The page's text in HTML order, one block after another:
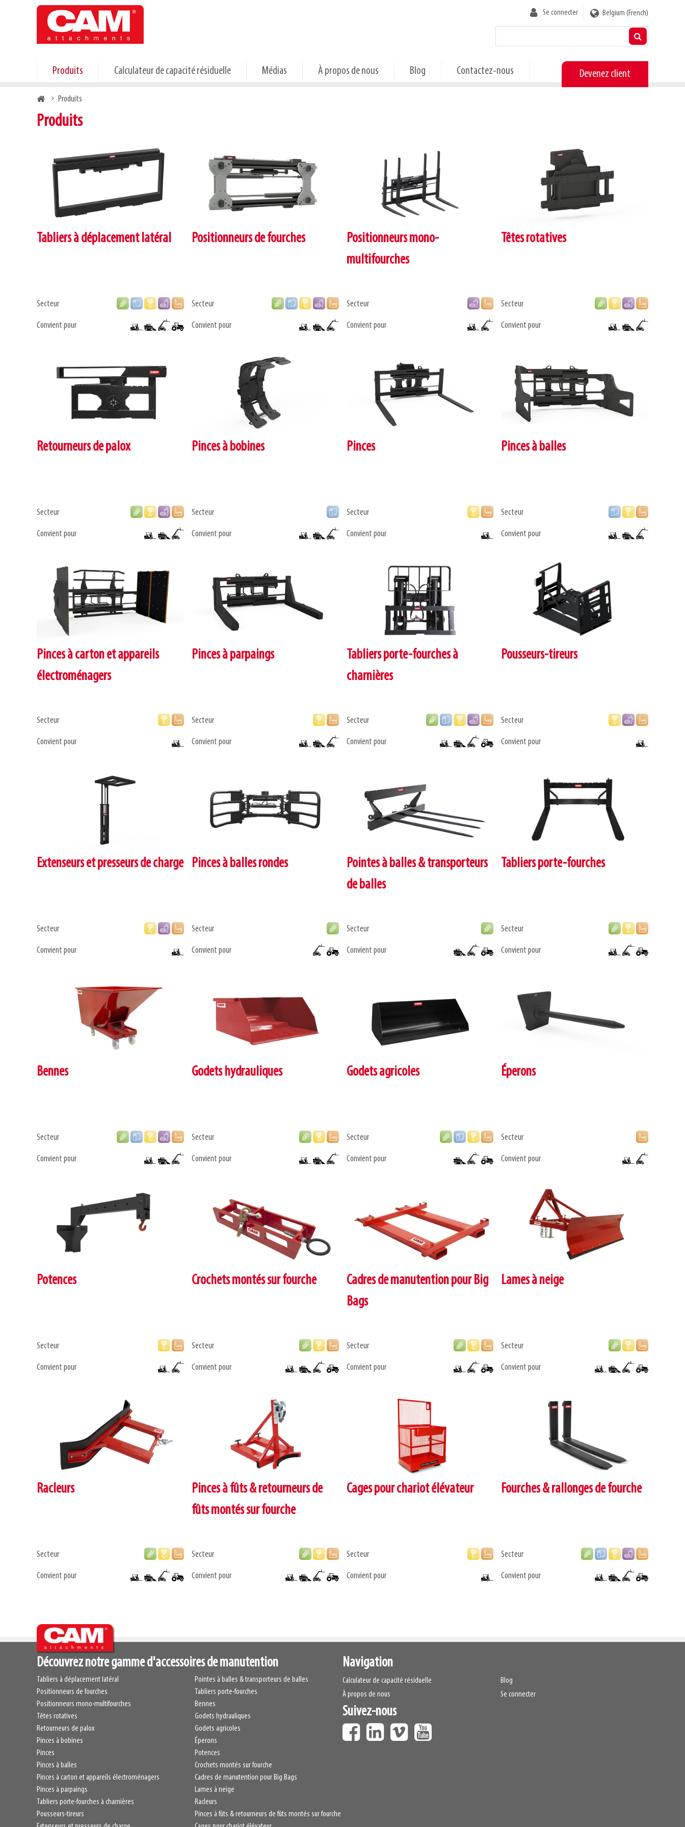
User
account
Se connecter Belgium (French)
Produits Calculateur de capacité résiduelle Médias À propos de nous Blog Contactez-nous Devenez client
BreadcrumbProduits
Produits
Tabliers à déplacement latéral
Secteur
Convient pour
Positionneurs de fourches
Secteur
Convient pour
Positionneurs mono-
multifourches
Secteur
Convient pour
Têtes rotatives
Secteur
Convient pour
Retourneurs de palox
Secteur
Convient pour
Pinces à bobines
Secteur
Convient pour
Pinces
Secteur
Convient pour
Pinces à balles
Secteur
Convient pour
Pinces à carton et appareils
électroménagers
Secteur
Convient pour
Pinces à parpaings
Secteur
Convient pour
Tabliers porte-fourches à
charnières
Secteur
Convient pour
Pousseurs-tireurs
Secteur
Convient pour
Extenseurs et presseurs de charge
Secteur
Convient pour
Pinces à balles rondes
Secteur
Convient pour
Pointes à balles & transporteurs
de balles
Secteur
Convient pour
Tabliers porte-fourches
Secteur
Convient pour
Bennes
Secteur
Convient pour
Godets hydrauliques
Secteur
Convient pour
Godets agricoles
Secteur
Convient pour
Éperons
Secteur
Convient pour
Potences
Secteur
Convient pour
Crochets montés sur fourche
Secteur
Convient pour
Cadres de manutention pour Big
Bags
Secteur
Convient pour
Lames à neige
Secteur
Convient pour
Racleurs
Secteur
Convient pour
Pinces à fûts & retourneurs de
fûts montés sur fourche
Secteur
Convient pour
Cages pour chariot élévateur
Secteur
Convient pour
Fourches & rallonges de fourche
Secteur
Convient pour
Découvrez notre gamme d'accessoires de manutention
Tabliers à déplacement latéral
Positionneurs de fourches
Positionneurs mono-multifourches
Têtes rotatives
Retourneurs de palox
Pinces à bobines
Pinces
Pinces à balles
Pinces à carton et appareils électroménagers
Pinces à parpaings
Tabliers porte-fourches à charnières
Pousseurs-tireurs
Pointes à balles & transporteurs de balles
Tabliers porte-fourches
Bennes
Godets hydrauliques
Godets agricoles
Éperons
Potences
Crochets montés sur fourche
Cadres de manutention pour Big Bags
Lames à neige
Racleurs
Pinces à fûts & retourneurs de fûts montés sur fourche
Navigation
Calculateur de capacité résiduelle
À propos de nous
Blog
Se connecter
Suivez-nous